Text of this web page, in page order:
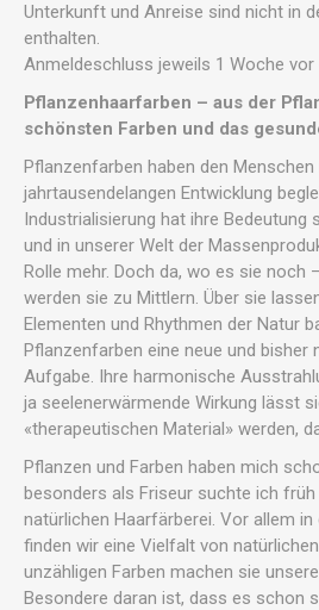
Unterkunft und Anreise sind nicht in
enthalten.
Anmeldeschluss jeweils 1 Woche vor
Pflanzenhaarfarben – aus der
schönsten Farben und das
Pflanzenfarben haben den Menschen
jahrtausendelangen Entwicklung
Industrialisierung hat ihre Bedeutung
und in unserer Welt der
Rolle mehr. Doch da, wo es sie noch
werden sie zu Mittlern. Über sie
Elementen und Rhythmen der Natur
Pflanzenfarben eine neue und bisher
Aufgabe. Ihre harmonische
ja seelenerwärmende Wirkung lässt
«therapeutischen Material» werden,
Pflanzen und Farben haben mich
besonders als Friseur suchte ich
natürlichen Haarfärberei. Vor allem
finden wir eine Vielfalt von
unzähligen Farben machen sie
Besondere daran ist, dass es schon